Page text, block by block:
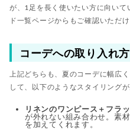
が、1足を長く使いたい方に向い
ド一覧ページからもご確認いただけ
コーデへの取り入れ方
上記どちらも、夏のコーデに幅広
して、以下のようなスタイリングが
リネンのワンピース＋フラ
が外れない組み合わせ。素
を加えてくれます。